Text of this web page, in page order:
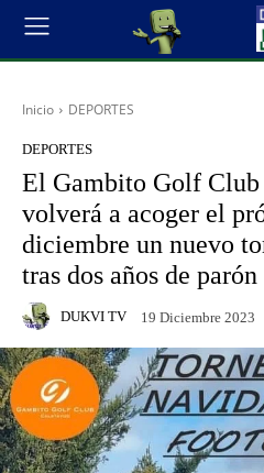
Inicio DEPORTES
DEPORTES
El Gambito Golf Club
volverá a acoger el
diciembre un nuevo
tras dos años de parón
DUKVI TV 19 Diciembre 2023